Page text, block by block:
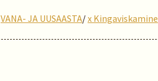
VANA- JA UUSAASTA/x Kingaviskamine